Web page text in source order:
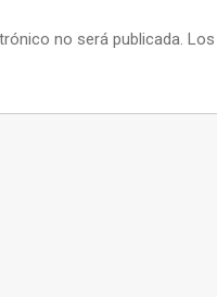
no será publicada.